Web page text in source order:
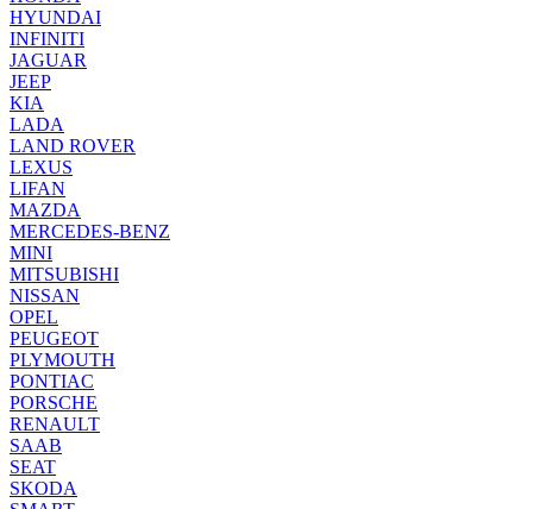
HYUNDAI
INFINITI
JAGUAR
JEEP
KIA
LADA
LAND ROVER
LEXUS
LIFAN
MAZDA
MERCEDES-BENZ
MINI
MITSUBISHI
NISSAN
OPEL
PEUGEOT
PLYMOUTH
PONTIAC
PORSCHE
RENAULT
SAAB
SEAT
SKODA